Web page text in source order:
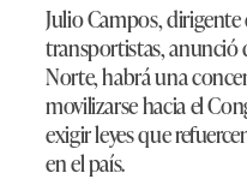
Julio Campos, dirigente
transportistas, anunció
Norte, habrá una
movilizarse hacia el
exigir leyes que
en el país.